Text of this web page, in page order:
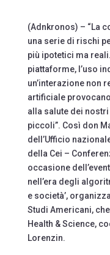
(Adnkronos) – “La
una serie di rischi
più ipotetici ma
piattaforme, l’uso
un’interazione non
artificiale
alla salute dei
piccoli”. Così don
dell’Ufficio
della Cei –
occasione
nell’era degli
e società’,
Studi Americani,
Health & Science,
Lorenzin.